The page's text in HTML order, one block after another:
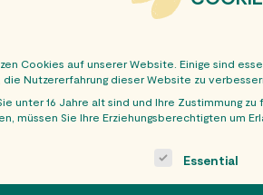
Cookies auf unserer Website. Einige sind
Nutzererfahrung dieser Website zu
unter 16 Jahre alt sind und Ihre Zustimmung
müssen Sie Ihre Erziehungsberechtigten um
is a list of service groups for
Essential